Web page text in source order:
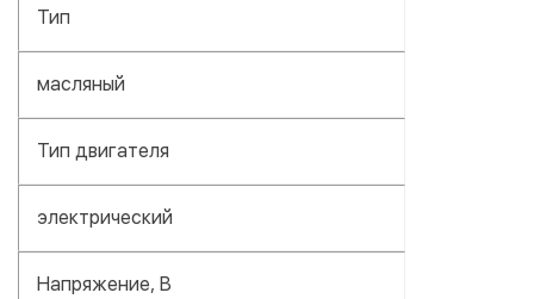
Тип
масляный
Тип двигателя
электрический
Напряжение, В